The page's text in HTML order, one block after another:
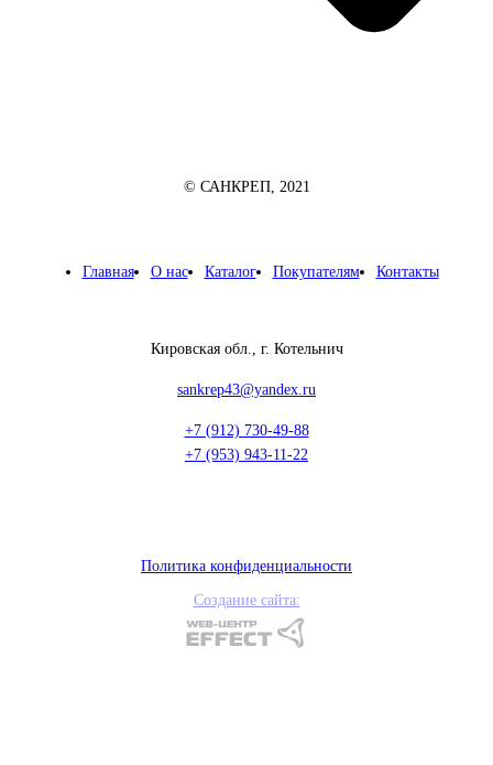
© САНКРЕП, 2021
Главная О нас Каталог Покупателям Контакты
Кировская обл., г. Котельнич
sankrep43@yandex.ru
+7 (912) 730-49-88
+7 (953) 943-11-22
Политика конфиденциальности
Создание сайта: